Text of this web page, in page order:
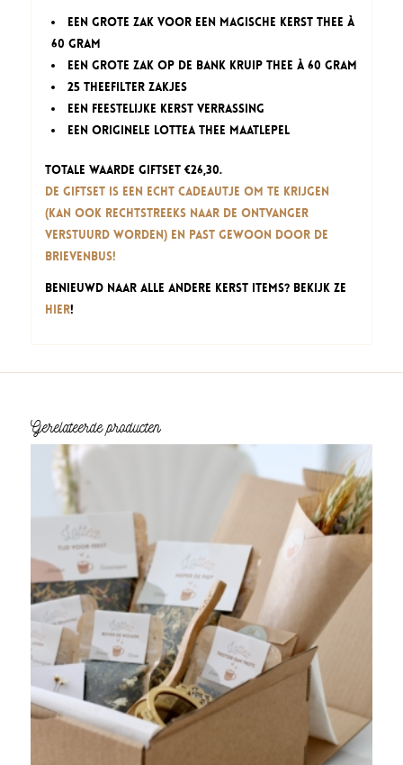
Een grote zak Voor een Magische Kerst thee à
60 gram
Een grote zak Op de Bank Kruip thee à 60 gram
25 theefilter zakjes
een feestelijke Kerst verrassing
Een originele Lottea thee maatlepel
Totale waarde giftset €26,30.
De giftset is een echt cadeautje om te krijgen
(kan ook rechtstreeks naar de ontvanger
verstuurd worden) en past gewoon door de
brievenbus!
Benieuwd naar alle andere Kerst items? Bekijk ze
hier!
Gerelateerde producten